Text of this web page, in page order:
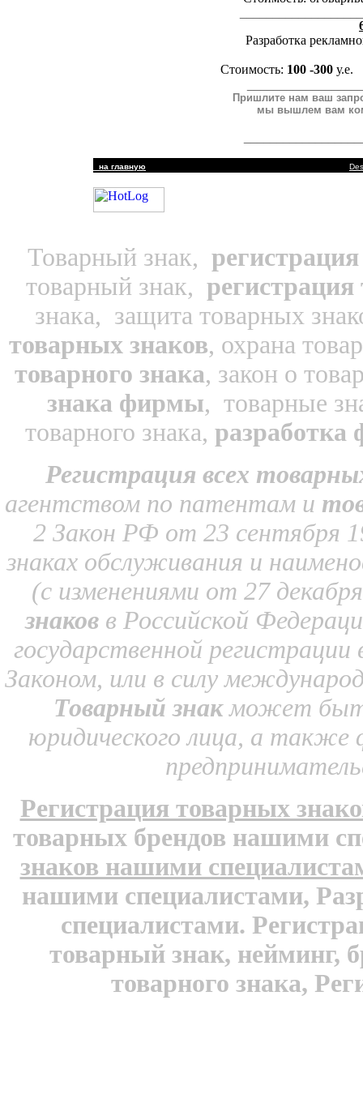
Разработка
Стоимость: 100 -300 у.е.
Пришлите нам ваш
мы вышлем вам
на главную
Товарный знак,
товарный знак,
знака, защита товарных
товарных знаков, охрана
товарного знака, закон о
знака фирмы, товарные
товарного знака, разработка
Регистрация всех
агентством по патентам и
2 Закон РФ от 23 сентября
знаках обслуживания и
(с изменениями от 27
знаков в Российской
государственной
Законом, или в силу
Товарный знакможет
юридического лица, а также
Регистрация товарных
товарных брендов нашими
знаков нашими
нашими специалистами,
специалистами.
товарный знак, нейминг,
товарного знака,